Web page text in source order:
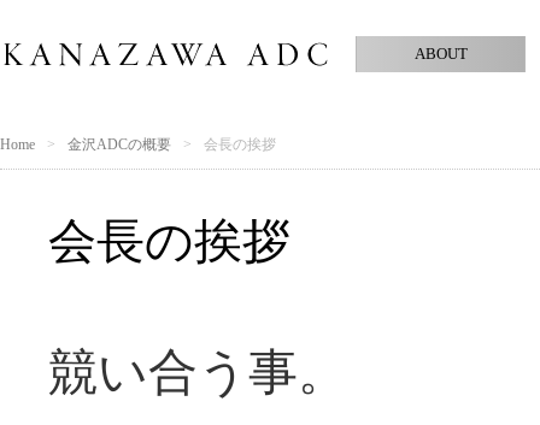
ABOUT
Home 金沢ADCの概要 会長の挨拶
会長の挨拶
競い合う事。